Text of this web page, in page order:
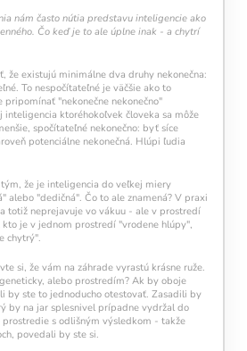
vašej mysli zostať
tréningovú
Farba ukazuje intenzitu
žiarovky.
4
nám často nútia predstavu inteligencie ako
Čo keď je to ale úplne inak - a chytrí
že existujú minimálne dva druhy nekonečna:
To nespočítateľné je väčšie ako to
"nekonečne nekonečno"
inteligencia ktoréhokoľvek človeka sa môže
spočítateľné nekonečno: byť síce
potenciálne nekonečná. Hlúpi ľudia
že je inteligencia do veľkej miery
alebo "dedičná". Čo to ale znamená? V praxi
totiž neprejavuje vo vákuu - ale v prostredí
je v jednom prostredí "vrodene hlúpy",
chytrý".
si, že vám na záhrade vyrastú krásne ruže.
alebo prostredím? Ak by oboje
by ste to jednoducho otestovať. Zasadili by
by na jar splesnivel prípadne vydržal do
prostredie s odlišným výsledkom - takže
povedali by ste si.